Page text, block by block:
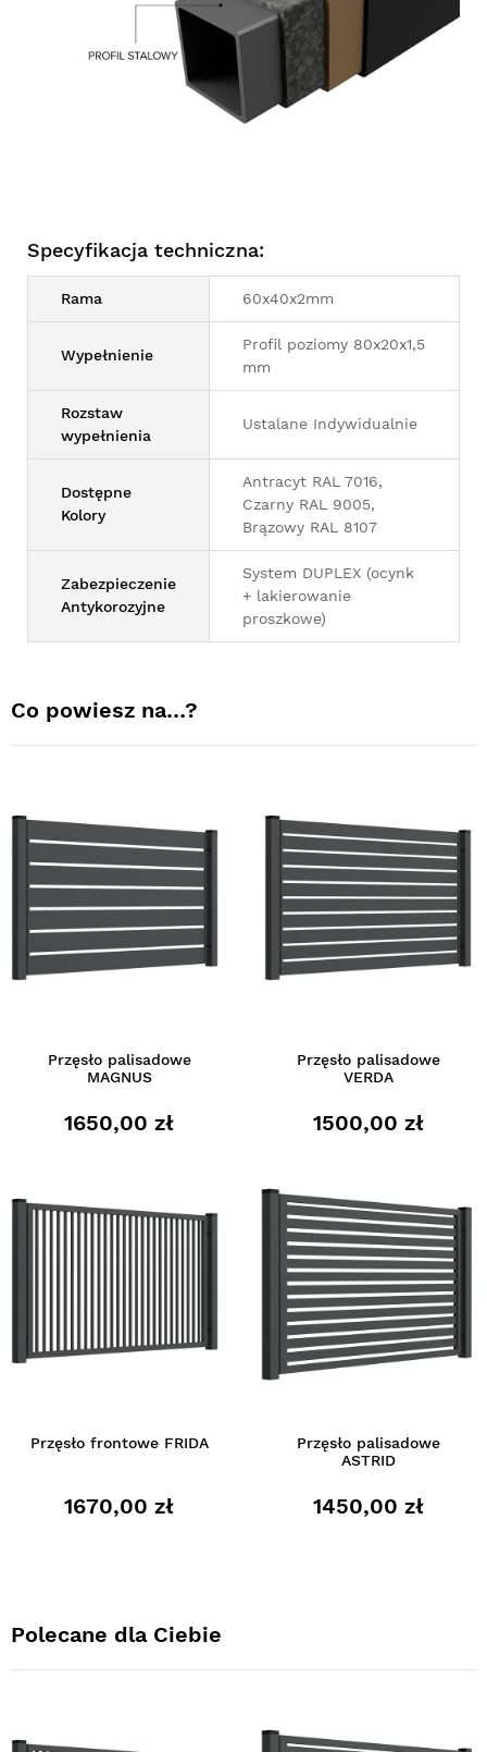
Specyfikacja techniczna:
Rama 60x40x2mm
Wypełnienie
Profil poziomy 80x20x1,5
mm
Rozstaw
wypełnienia
Ustalane Indywidualnie
Dostępne
Kolory
Antracyt RAL 7016,
Czarny RAL 9005,
Brązowy RAL 8107
Zabezpieczenie
Antykorozyjne
System DUPLEX (ocynk
+ lakierowanie
proszkowe)
Co powiesz na…?
Przęsło palisadowe
MAGNUS
1650,00 zł
Przęsło palisadowe
VERDA
1500,00 zł
Przęsło frontowe FRIDA
1670,00 zł
Przęsło palisadowe
ASTRID
1450,00 zł
Polecane dla Ciebie